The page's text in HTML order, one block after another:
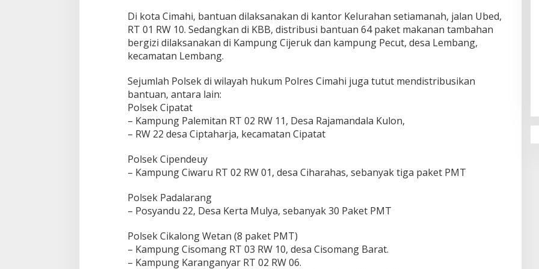
m
b
a
h
a
Di kota Cimahi, bantuan dilaksanakan di kantor Kelurahan setiamanah, jalan Ubed,
RT 01 RW 10. Sedangkan di KBB, distribusi bantuan 64 paket makanan tambahan
bergizi dilaksanakan di Kampung Cijeruk dan kampung Pecut, desa Lembang,
kecamatan Lembang.
Sejumlah Polsek di wilayah hukum Polres Cimahi juga tutut mendistribusikan
bantuan, antara lain:
Polsek Cipatat
– Kampung Palemitan RT 02 RW 11, Desa Rajamandala Kulon,
– RW 22 desa Ciptaharja, kecamatan Cipatat
Polsek Cipendeuy
– Kampung Ciwaru RT 02 RW 01, desa Ciharahas, sebanyak tiga paket PMT
Polsek Padalarang
– Posyandu 22, Desa Kerta Mulya, sebanyak 30 Paket PMT
Polsek Cikalong Wetan (8 paket PMT)
– Kampung Cisomang RT 03 RW 10, desa Cisomang Barat.
– Kampung Karanganyar RT 02 RW 06.
Karakter Sekolah Nur Al Rahman